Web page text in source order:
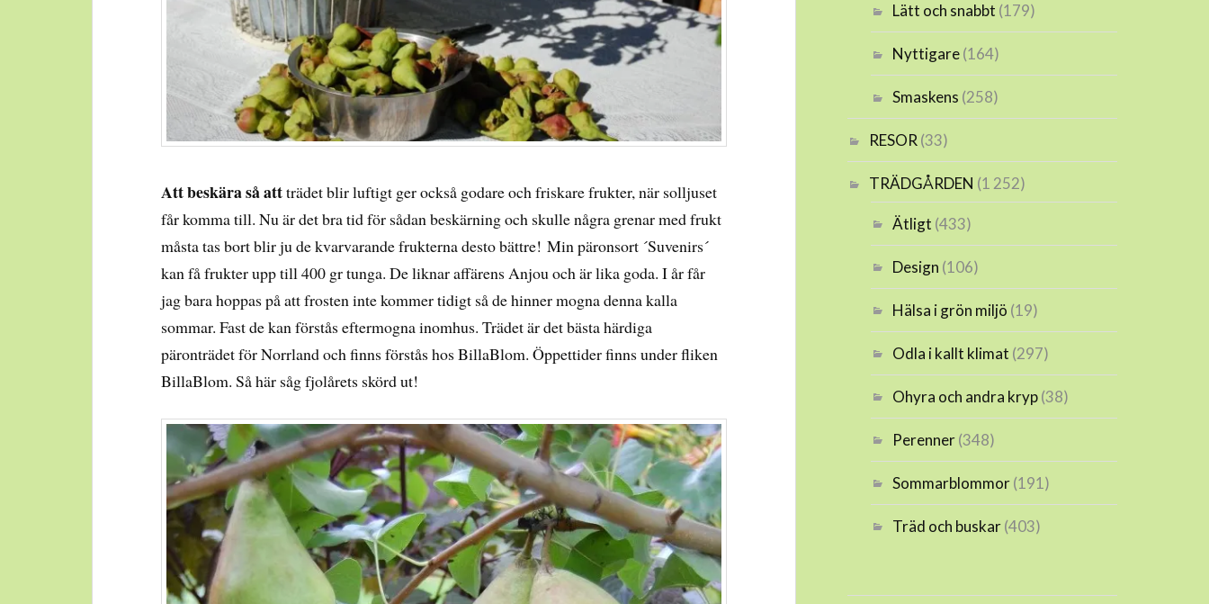
Att beskära så attträdet blir luftigt ger också godare och friskare frukter, när solljuset
får komma till. Nu är det bra tid för sådan beskärning och skulle några grenar med frukt
måsta tas bort blir ju de kvarvarande frukterna desto bättre! Min päronsort ´Suvenirs´
kan få frukter upp till 400 gr tunga. De liknar affärens Anjou och är lika goda. I år får
jag bara hoppas på att frosten inte kommer tidigt så de hinner mogna denna kalla
sommar. Fast de kan förstås eftermogna inomhus. Trädet är det bästa härdiga
päronträdet för Norrland och finns förstås hos BillaBlom. Öppettider finns under fliken
BillaBlom. Så här såg fjolårets skörd ut!
Lätt och snabbt (179)
Nyttigare(164)
Smaskens (258)
RESOR (33)
TRÄDGÅRDEN (1 252)
Ätligt (433)
Design (106)
Hälsa i grön miljö (19)
Odla i kallt klimat (297)
Ohyra och andra kryp(38)
Perenner(348)
Sommarblommor(191)
Träd och buskar(403)